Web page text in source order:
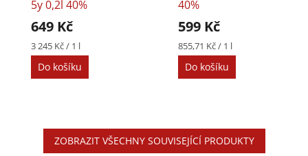
5y 0,2l 40%
649 Kč
Měrná
cena:
3 245 Kč / 1 l
Do košíku
40%
599 Kč
Měrná
cena:
855,71 Kč / 1 l
Do košíku
ZOBRAZIT VŠECHNY SOUVISEJÍCÍ PRODUKTY